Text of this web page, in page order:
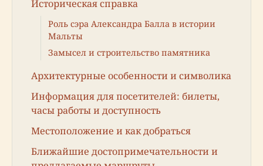
Историческая справка
Роль сэра Александра Балла в истории
Мальты
Замысел и строительство памятника
Архитектурные особенности и символика
Информация для посетителей: билеты,
часы работы и доступность
Местоположение и как добраться
Ближайшие достопримечательности и